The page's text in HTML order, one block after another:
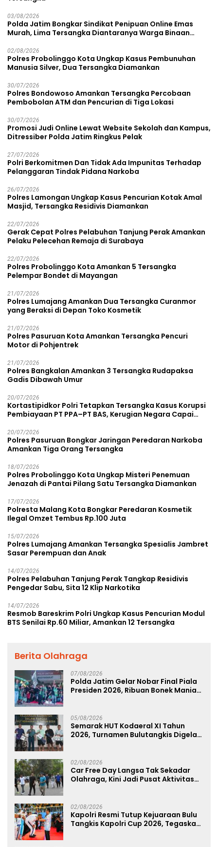
03/08/2026
Polda Jatim Bongkar Sindikat Penipuan Online Emas
Murah, Lima Tersangka Diantaranya Warga Binaan
02/08/2026
Polres Probolinggo Kota Ungkap Kasus Pembunuhan
Manusia Silver, Dua Tersangka Diamankan
30/07/2026
Polres Bondowoso Amankan Tersangka Percobaan
Pembobolan ATM dan Pencurian di Tiga Lokasi
30/07/2026
Promosi Judi Online Lewat Website Sekolah dan Kampus,
Ditressiber Polda Jatim Ringkus Pelak
27/07/2026
Polri Berkomitmen Dan Tidak Ada Impunitas Terhadap
Pelanggaran Tindak Pidana Narkoba
26/07/2026
Polres Lamongan Ungkap Kasus Pencurian Kotak Amal
Masjid, Tersangka Residivis Diamankan
22/07/2026
Gerak Cepat Polres Pelabuhan Tanjung Perak Amankan
Pelaku Pelecehan Remaja di Surabaya
22/07/2026
Polres Probolinggo Kota Amankan 5 Tersangka
Pelempar Bondet di Mayangan
21/07/2026
Polres Lumajang Amankan Dua Tersangka Curanmor
yang Beraksi di Depan Toko Kosmetik
21/07/2026
Polres Pasuruan Kota Amankan Tersangka Pencuri
Motor di Pohjentrek
21/07/2026
Polres Bangkalan Amankan 3 Tersangka Rudapaksa
Gadis Dibawah Umur
20/07/2026
Kortastipidkor Polri Tetapkan Tersangka Kasus Korupsi
Pembiayaan PT PPA–PT BAS, Kerugian Negara Capai
20/07/2026
Polres Pasuruan Bongkar Jaringan Peredaran Narkoba
Amankan Tiga Orang Tersangka
18/07/2026
Polres Probolinggo Kota Ungkap Misteri Penemuan
Jenazah di Pantai Pilang Satu Tersangka Diamankan
17/07/2026
Polresta Malang Kota Bongkar Peredaran Kosmetik
Ilegal Omzet Tembus Rp.100 Juta
15/07/2026
Polres Lumajang Amankan Tersangka Spesialis Jambret
Sasar Perempuan dan Anak
14/07/2026
Polres Pelabuhan Tanjung Perak Tangkap Residivis
Pengedar Sabu, Sita 12 Klip Narkotika
14/07/2026
Resmob Bareskrim Polri Ungkap Kasus Pencurian Modul
BTS Senilai Rp.60 Miliar, Amankan 12 Tersangka
Berita Olahraga
07/08/2026
Polda Jatim Gelar Nobar Final Piala
Presiden 2026, Ribuan Bonek Mania
05/08/2026
Semarak HUT Kodaeral XI Tahun
2026, Turnamen Bulutangkis Digelar
02/08/2026
Car Free Day Langsa Tak Sekadar
Olahraga, Kini Jadi Pusat Aktivitas
02/08/2026
Kapolri Resmi Tutup Kejuaraan Bulu
Tangkis Kapolri Cup 2026, Tegaskan